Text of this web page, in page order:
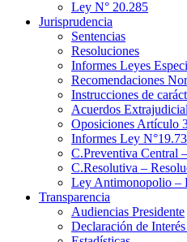
Ley N° 20.285
Jurisprudencia
Sentencias
Resoluciones
Informes Leyes
Recomendaciones
Instrucciones de
Acuerdos
Oposiciones Artículo
Informes Ley
C.Preventiva Central
C.Resolutiva –
Ley Antimonopolio –
Transparencia
Audiencias Presidente
Declaración de